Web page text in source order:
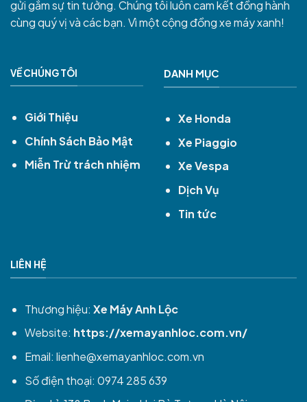
gửi gắm sự tin tưởng. Chúng tôi luôn cam kết đồng hành
cùng quý vị và các bạn. Vì một cộng đồng xe máy xanh!
VỀ CHÚNG TÔI
Giới Thiệu
Chính Sách Bảo Mật
Miễn Trừ trách nhiệm
DANH MỤC
Xe Honda
Xe Piaggio
Xe Vespa
Dịch Vụ
Tin tức
LIÊN HỆ
Thương hiệu: Xe Máy Anh Lộc
Website: https://xemayanhloc.com.vn/
Email: lienhe@xemayanhloc.com.vn
Số điện thoại: 0974 285 639